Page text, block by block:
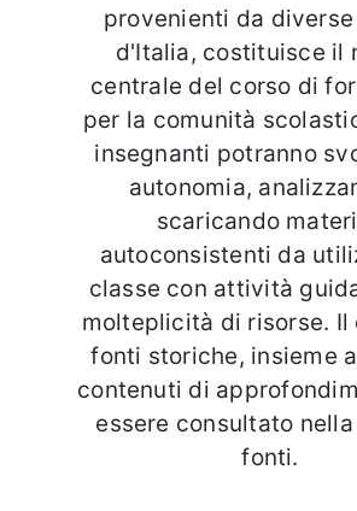
provenienti da
d'Italia, costituisce il
centrale del corso di
per la comunità
insegnanti potranno
autonomia,
scaricando
autoconsistenti da
classe con attività
molteplicità di risorse. Il corpus di
fonti storiche, insieme
contenuti di
essere consultato nella
fonti.